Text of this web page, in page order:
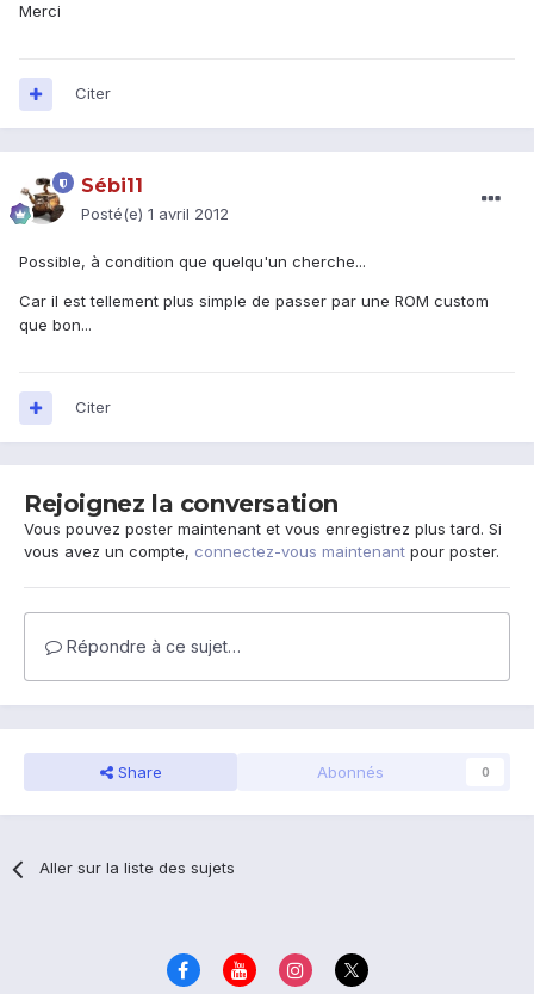
Merci
Citer
Sébi11
Posté(e) 1 avril 2012
Possible, à condition que quelqu'un cherche...
Car il est tellement plus simple de passer par une ROM custom
que bon...
Citer
Rejoignez la conversation
Vous pouvez poster maintenant et vous enregistrez plus tard. Si
vous avez un compte, connectez-vous maintenant pour poster.
Répondre à ce sujet…
Share Abonnés 0
Aller sur la liste des sujets